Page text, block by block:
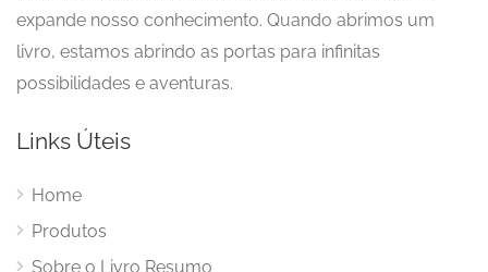
expande nosso conhecimento. Quando abrimos um
livro, estamos abrindo as portas para infinitas
possibilidades e aventuras.
Links Úteis
Home
Produtos
Sobre o Livro Resumo